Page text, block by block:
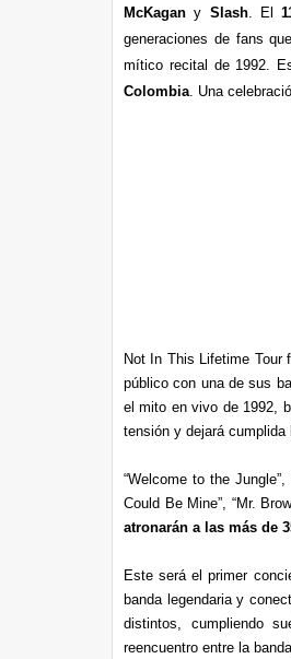
McKagan y Slash. El
generaciones de fans
mítico recital de 1992.
Colombia. Una
Not In This Lifetime Tour
público con una de sus
el mito en vivo de 1992,
tensión y dejará cumplida
“Welcome to the Jungle”,
Could Be Mine”, “Mr.
atronarán a las más de
Este será el primer
banda legendaria y
distintos, cumpliendo
reencuentro entre la